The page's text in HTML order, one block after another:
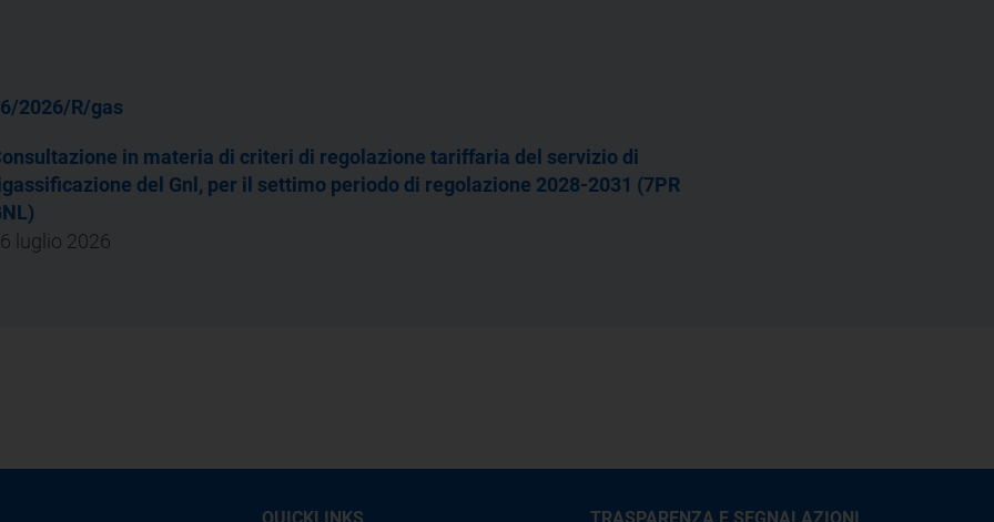
2026/R/gas
in materia di criteri di regolazione tariffaria del servizio di
del Gnl, per il settimo periodo di regolazione 2028-2031 (7PR
luglio 2026
QUICKLINKS TRASPARENZA E SEGNALAZIONI